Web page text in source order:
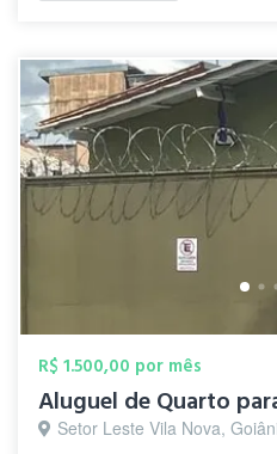
R$ 1.500,00 por mês
Aluguel de Quarto
Setor Leste Vila Nova,